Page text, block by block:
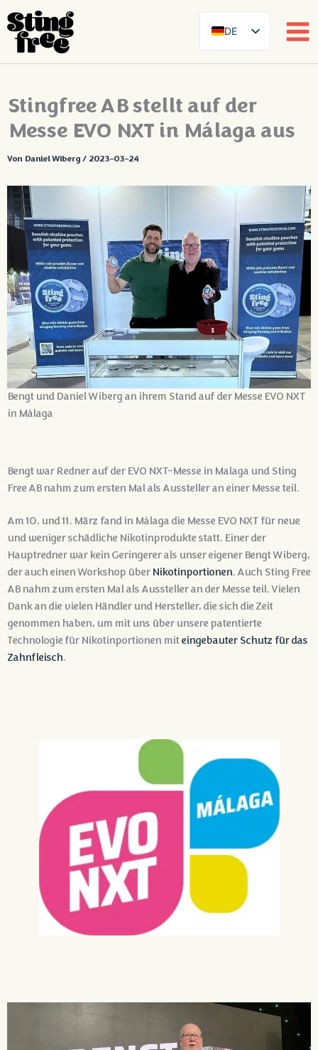
Inhalt
DE
FR
ES
ZH
Stingfree AB stellt auf der
Messe EVO NXT in Málaga aus
Von Daniel Wiberg / 2023-03-24
Bengt und Daniel Wiberg an ihrem Stand auf der Messe EVO NXT
in Málaga
Bengt war Redner auf der EVO NXT-Messe in Malaga und Sting
Free AB nahm zum ersten Mal als Aussteller an einer Messe teil.
Am 10. und 11. März fand in Málaga die Messe EVO NXT für neue
und weniger schädliche Nikotinprodukte statt. Einer der
Hauptredner war kein Geringerer als unser eigener Bengt Wiberg,
der auch einen Workshop über Nikotinportionen. Auch Sting Free
AB nahm zum ersten Mal als Aussteller an der Messe teil. Vielen
Dank an die vielen Händler und Hersteller, die sich die Zeit
genommen haben, um mit uns über unsere patentierte
Technologie für Nikotinportionen miteingebauter Schutz für das
Zahnfleisch.